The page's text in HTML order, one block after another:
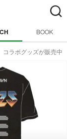
BOOK
ラボグッズが販売中